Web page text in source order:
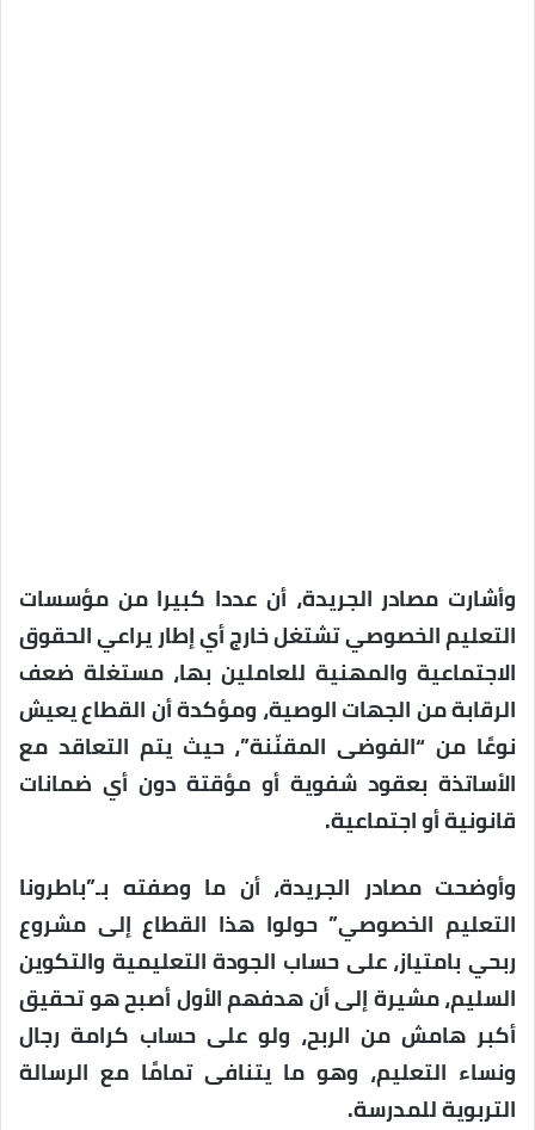
وأشارت مصادر الجريدة، أن عددا كبيرا من مؤسسات
التعليم الخصوصي تشتغل خارج أي إطار يراعي الحقوق
الاجتماعية والمهنية للعاملين بها، مستغلة ضعف
الرقابة من الجهات الوصية، ومؤكدة أن القطاع يعيش
نوعًا من “الفوضى المقنّنة”، حيث يتم التعاقد مع
الأساتذة بعقود شفوية أو مؤقتة دون أي ضمانات
قانونية أو اجتماعية.
وأوضحت مصادر الجريدة، أن ما وصفته بـ”باطرونا
التعليم الخصوصي” حولوا هذا القطاع إلى مشروع
ربحي بامتياز، على حساب الجودة التعليمية والتكوين
السليم، مشيرة إلى أن هدفهم الأول أصبح هو تحقيق
أكبر هامش من الربح، ولو على حساب كرامة رجال
ونساء التعليم، وهو ما يتنافى تمامًا مع الرسالة
التربوية للمدرسة.